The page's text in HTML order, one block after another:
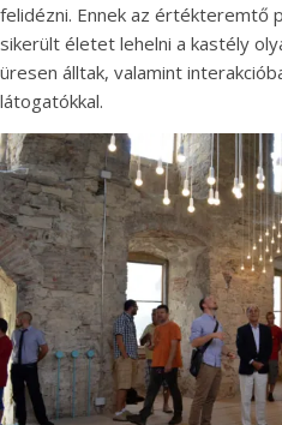
felidézni. Ennek az értékteremtő
sikerült életet lehelni a kastély
üresen álltak, valamint
látogatókkal.